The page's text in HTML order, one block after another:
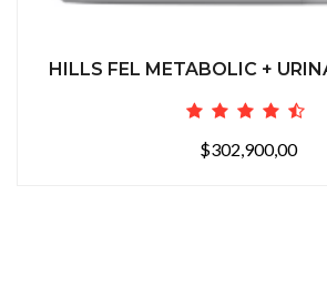
HILLS FEL METABOLIC +
$302,900,00